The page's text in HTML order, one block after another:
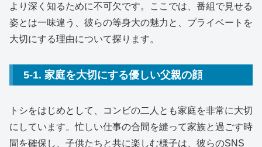
より深く知るために不可欠です。ここでは、番組で見せる
姿とは一味違う、彼らの等身大の魅力と、プライベートを
大切にする理由について探ります。
5-1. 家庭を大切にする優しい父親の顔
トシをはじめとして、コンビの二人とも家庭を非常に大切
にしています。忙しい仕事の合間を縫って家族と過ごす時
間を確保し、子供たちと共に楽しむ様子は、彼らのSNS